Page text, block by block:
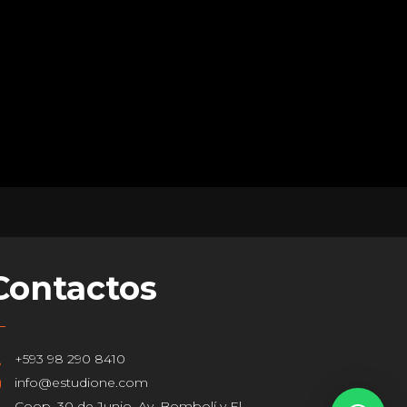
+593 98 290 8410
info@estudione.com